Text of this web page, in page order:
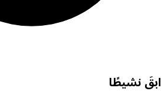
ابقَ نشيطًا